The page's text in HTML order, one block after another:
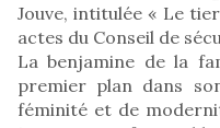
Jouve, intitulée « Le
actes du Conseil de
La benjamine de la
premier plan dans
féminité et de